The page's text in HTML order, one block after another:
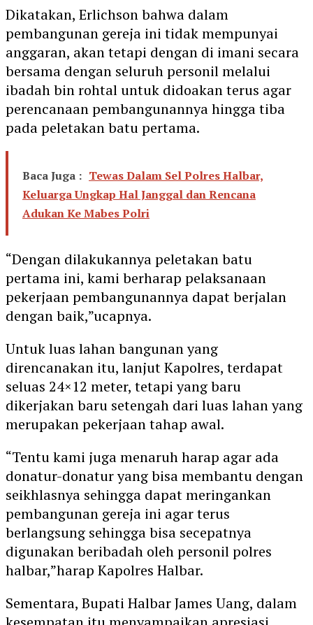
Dikatakan, Erlichson bahwa dalam
pembangunan gereja ini tidak mempunyai
anggaran, akan tetapi dengan di imani secara
bersama dengan seluruh personil melalui
ibadah bin rohtal untuk didoakan terus agar
perencanaan pembangunannya hingga tiba
pada peletakan batu pertama.
Baca Juga : Tewas Dalam Sel Polres Halbar,
Keluarga Ungkap Hal Janggal dan Rencana
Adukan Ke Mabes Polri
“Dengan dilakukannya peletakan batu
pertama ini, kami berharap pelaksanaan
pekerjaan pembangunannya dapat berjalan
dengan baik,”ucapnya.
Untuk luas lahan bangunan yang
direncanakan itu, lanjut Kapolres, terdapat
seluas 24×12 meter, tetapi yang baru
dikerjakan baru setengah dari luas lahan yang
merupakan pekerjaan tahap awal.
“Tentu kami juga menaruh harap agar ada
donatur-donatur yang bisa membantu dengan
seikhlasnya sehingga dapat meringankan
pembangunan gereja ini agar terus
berlangsung sehingga bisa secepatnya
digunakan beribadah oleh personil polres
halbar,”harap Kapolres Halbar.
Sementara, Bupati Halbar James Uang, dalam